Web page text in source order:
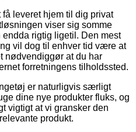
leveret hjem til dig privat
viser sig somme
rigtig ligetil. Den mest
vil dog til enhver tid være at
nødvendiggør at du har
forretningens tilholdssted.
er naturligvis særligt
dine nye produkter fluks, og
vigtigt at vi gransker den
produkt.